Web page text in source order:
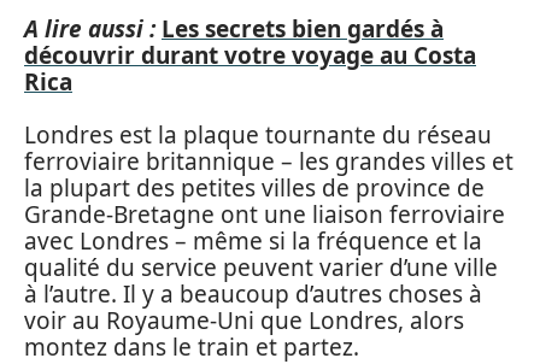
A lire aussi : Les secrets bien gardés à
découvrir durant votre voyage au Costa
Rica
Londres est la plaque tournante du réseau
ferroviaire britannique – les grandes villes et
la plupart des petites villes de province de
Grande-Bretagne ont une liaison ferroviaire
avec Londres – même si la fréquence et la
qualité du service peuvent varier d’une ville
à l’autre. Il y a beaucoup d’autres choses à
voir au Royaume-Uni que Londres, alors
montez dans le train et partez.